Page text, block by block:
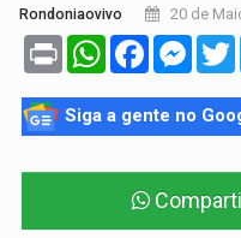
Rondoniaovivo 20 de
Print WhatsAppFacebook
Siga a gente no